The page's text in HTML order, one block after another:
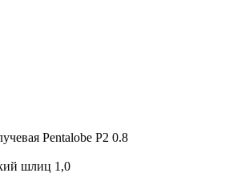
Pentalobe P2 0.8
шлиц 1,0